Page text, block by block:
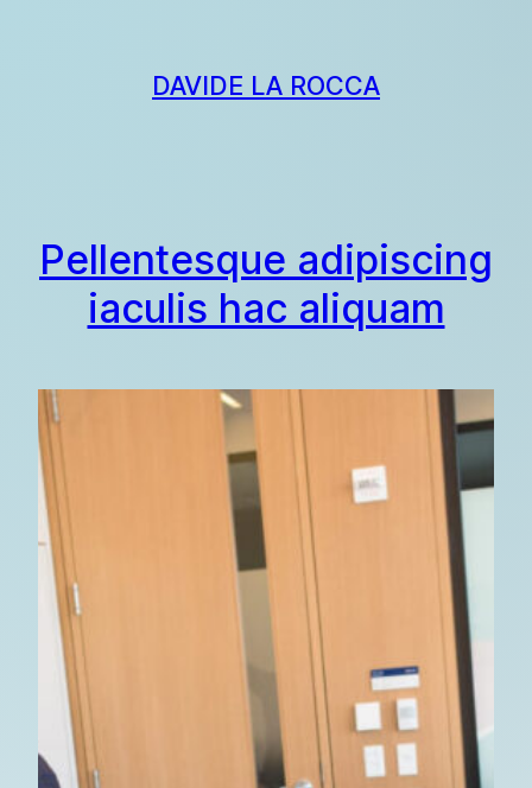
DAVIDE LA ROCCA
Pellentesque adipiscing
iaculis hac aliquam